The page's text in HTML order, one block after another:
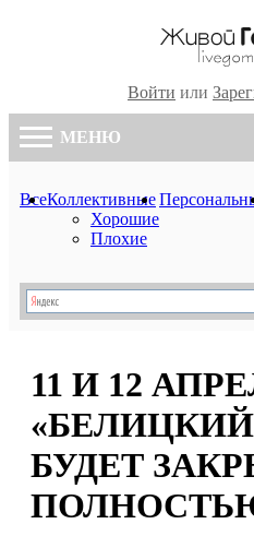
Войти или
МЕНЮ
ВсеКоллективные
Хорошие
Плохие
11 И 12
БУДЕТ